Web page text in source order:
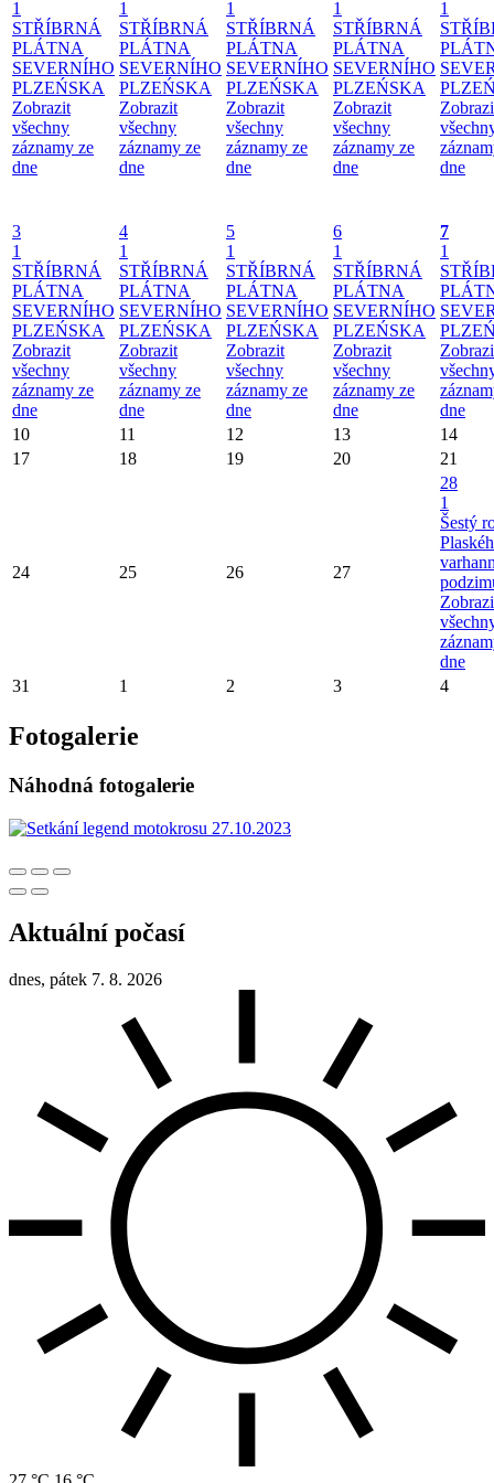
1
STŘÍBRNÁ
PLÁTNA
SEVERNÍHO
PLZEŃSKA
Zobrazit
všechny
záznamy ze
dne
1
STŘÍBRNÁ
PLÁTNA
SEVERNÍHO
PLZEŃSKA
Zobrazit
všechny
záznamy ze
dne
1
STŘÍBRNÁ
PLÁTNA
SEVERNÍHO
PLZEŃSKA
Zobrazit
všechny
záznamy ze
dne
1
STŘÍBRNÁ
PLÁTNA
SEVERNÍHO
PLZEŃSKA
Zobrazit
všechny
záznamy ze
dne
1
dne
3
1
STŘÍBRNÁ
PLÁTNA
SEVERNÍHO
PLZEŃSKA
Zobrazit
všechny
záznamy ze
dne
4
1
STŘÍBRNÁ
PLÁTNA
SEVERNÍHO
PLZEŃSKA
Zobrazit
všechny
záznamy ze
dne
5
1
STŘÍBRNÁ
PLÁTNA
SEVERNÍHO
PLZEŃSKA
Zobrazit
všechny
záznamy ze
dne
6
1
STŘÍBRNÁ
PLÁTNA
SEVERNÍHO
PLZEŃSKA
Zobrazit
všechny
záznamy ze
dne
7
1
dne
10
11 12 13
14
17
18 19 20 21
24 25 26 27
28
1
Šestý
dne
31
1 2 3 4
Fotogalerie
Náhodná fotogalerie
Aktuální počasí
dnes, pátek 7. 8. 2026